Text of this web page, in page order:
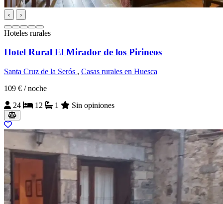
‹ ›
Hoteles rurales
Hotel Rural El Mirador de los Pirineos
Santa Cruz de la Serós , Casas rurales en Huesca
109 € / noche
24
12 1 Sin opiniones